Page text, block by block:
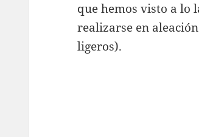
que hemos visto a lo
realizarse en
ligeros).